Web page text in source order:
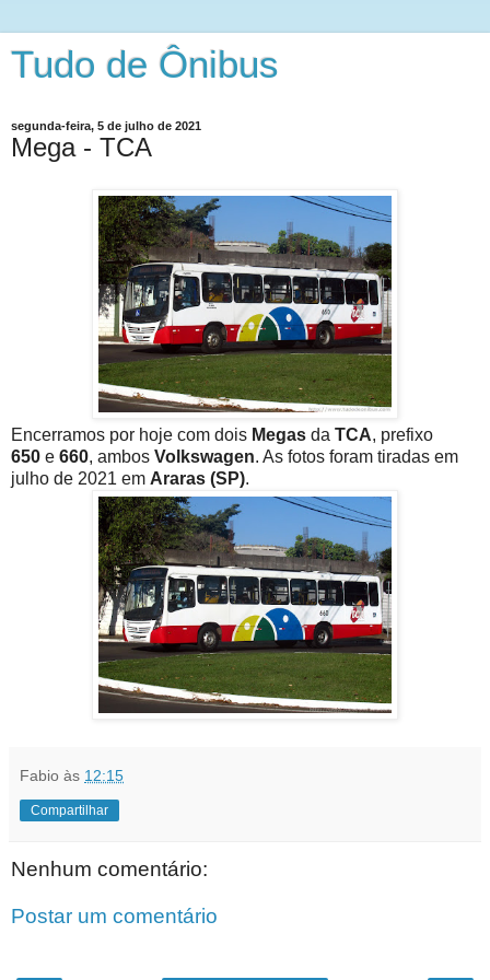
Tudo de Ônibus
segunda-feira, 5 de julho de 2021
Mega - TCA
Encerramos por hoje com dois Megas da TCA, prefixo
650 e 660, ambos Volkswagen. As fotos foram tiradas em
julho de 2021 em Araras (SP).
Fabio às 12:15
Compartilhar
Nenhum comentário:
Postar um comentário